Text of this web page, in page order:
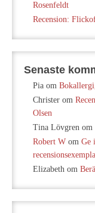
Rosenfeldt
Recension:
Senaste
Pia om
Christer om
Olsen
Tina Lövgren om
Robert W om Ge
Elizabeth om